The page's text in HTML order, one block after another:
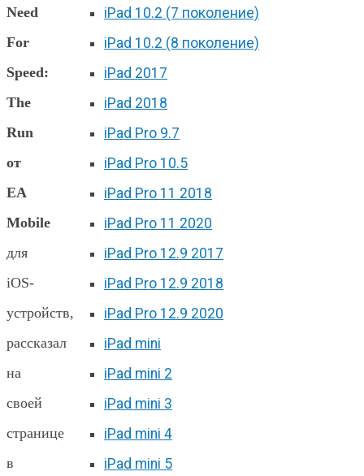
iPad 10.2 (7 поколение)
iPad 10.2 (8 поколение)
iPad 2017
iPad 2018
iPad Pro 9.7
iPad Pro 10.5
iPad Pro 11 2018
iPad Pro 11 2020
iPad Pro 12.9 2017
iPad Pro 12.9 2018
iPad Pro 12.9 2020
iPad mini
iPad mini 2
iPad mini 3
iPad mini 4
iPad mini 5
Need
For
Speed:
The
Run
от
EA
Mobile
для
iOS-
устройств,
рассказал
на
своей
странице
в